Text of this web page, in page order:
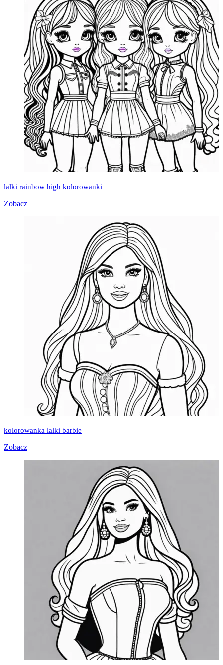
lalki rainbow high kolorowanki
Zobacz
kolorowanka lalki barbie
Zobacz